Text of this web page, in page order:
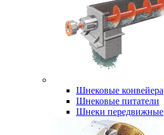
Шнековые конвейера
Шнековые питатели
Шнеки передвижные